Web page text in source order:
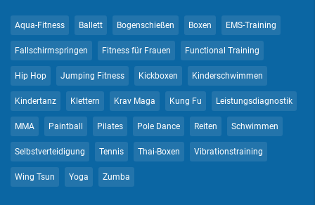
Aqua-Fitness Ballett Bogenschießen Boxen EMS-Training
Fallschirmspringen Fitness für Frauen Functional Training
Hip Hop Jumping Fitness Kickboxen Kinderschwimmen
Kindertanz Klettern Krav Maga Kung Fu Leistungsdiagnostik
MMA Paintball Pilates Pole Dance Reiten Schwimmen
Selbstverteidigung Tennis Thai-Boxen Vibrationstraining
Wing Tsun Yoga Zumba